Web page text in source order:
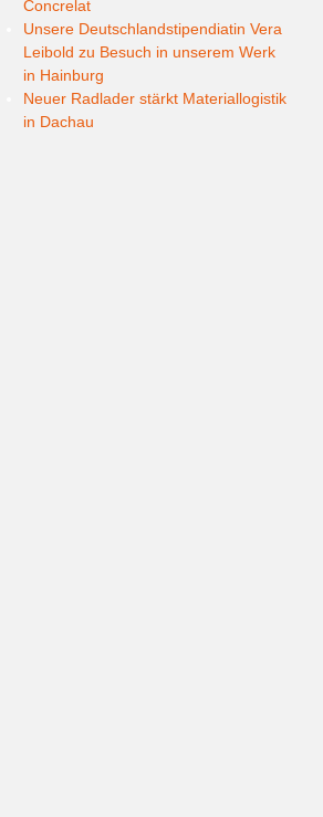
Concrelat
Unsere Deutschlandstipendiatin Vera
Leibold zu Besuch in unserem Werk
in Hainburg
Neuer Radlader stärkt Materiallogistik
in Dachau